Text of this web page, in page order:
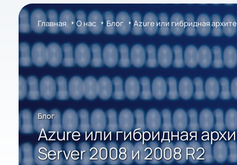
Главная О нас Блог Azure или гибридная
Блог
Azure или гибридная
Server 2008 и 2008 R2